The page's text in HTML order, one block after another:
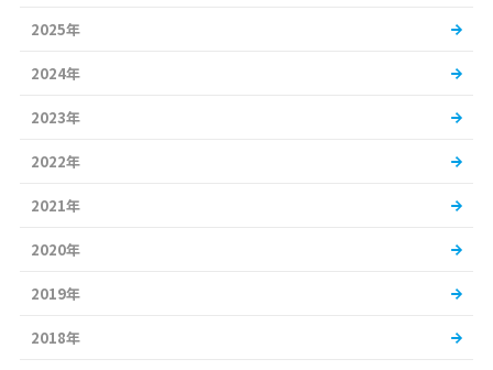
2025年
2024年
2023年
2022年
2021年
2020年
2019年
2018年